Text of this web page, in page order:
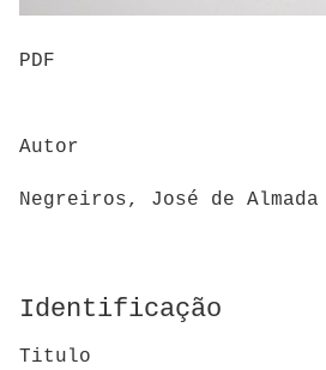
PDF
Autor
Negreiros, José de Almada
Identificação
Titulo